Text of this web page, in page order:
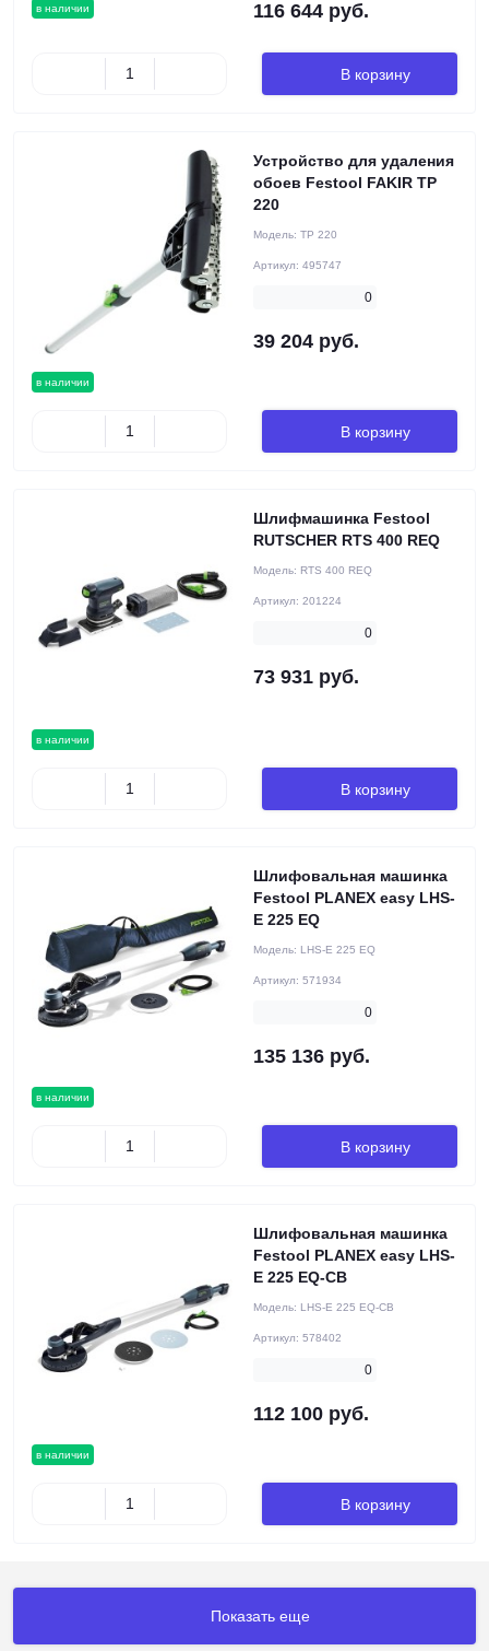
в наличии 116 644 руб.
В корзину
в наличии
Устройство для удаления
обоев Festool FAKIR TP
220
Модель: TP 220
Артикул: 495747
0
39 204 руб.
В корзину
в наличии
Шлифмашинка Festool
RUTSCHER RTS 400 REQ
Модель: RTS 400 REQ
Артикул: 201224
0
73 931 руб.
В корзину
в наличии
Шлифовальная машинка
Festool PLANEX easy LHS-
E 225 EQ
Модель: LHS-E 225 EQ
Артикул: 571934
0
135 136 руб.
В корзину
в наличии
Шлифовальная машинка
Festool PLANEX easy LHS-
E 225 EQ-CB
Модель: LHS-E 225 EQ-CB
Артикул: 578402
0
112 100 руб.
В корзину
Показать еще